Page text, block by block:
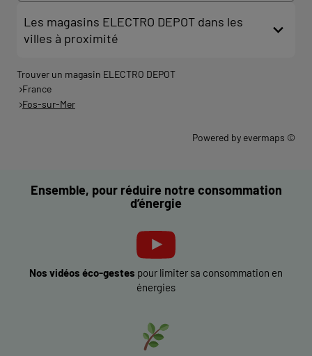
Les magasins ELECTRO DEPOT dans les
villes à proximité
Trouver un magasin ELECTRO DEPOT
France
Fos-sur-Mer
Powered by evermaps ©
Ensemble, pour réduire notre consommation
d’énergie
Nos vidéos éco-gestes pour limiter sa consommation en
énergies